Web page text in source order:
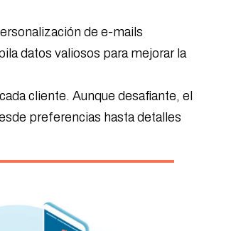
de e-mails
datos valiosos para mejorar la
cliente. Aunque desafiante, el
preferencias hasta detalles